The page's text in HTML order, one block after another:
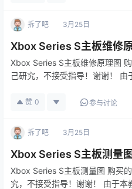
拆了吧 3月25日
Xbox Series S主板维修
Xbox Series S主板维修原理图
己研究，不接受指导！谢谢！
可加 博主微信：15524468880
赞 0 参与讨论
拆了吧 3月25日
Xbox Series S主板测量图
Xbox Series S主板测量图 购买
究，不接受指导！谢谢！ 由于本